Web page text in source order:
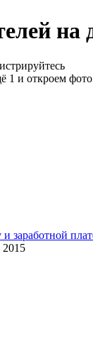
на
1 и откроем фото
заработной